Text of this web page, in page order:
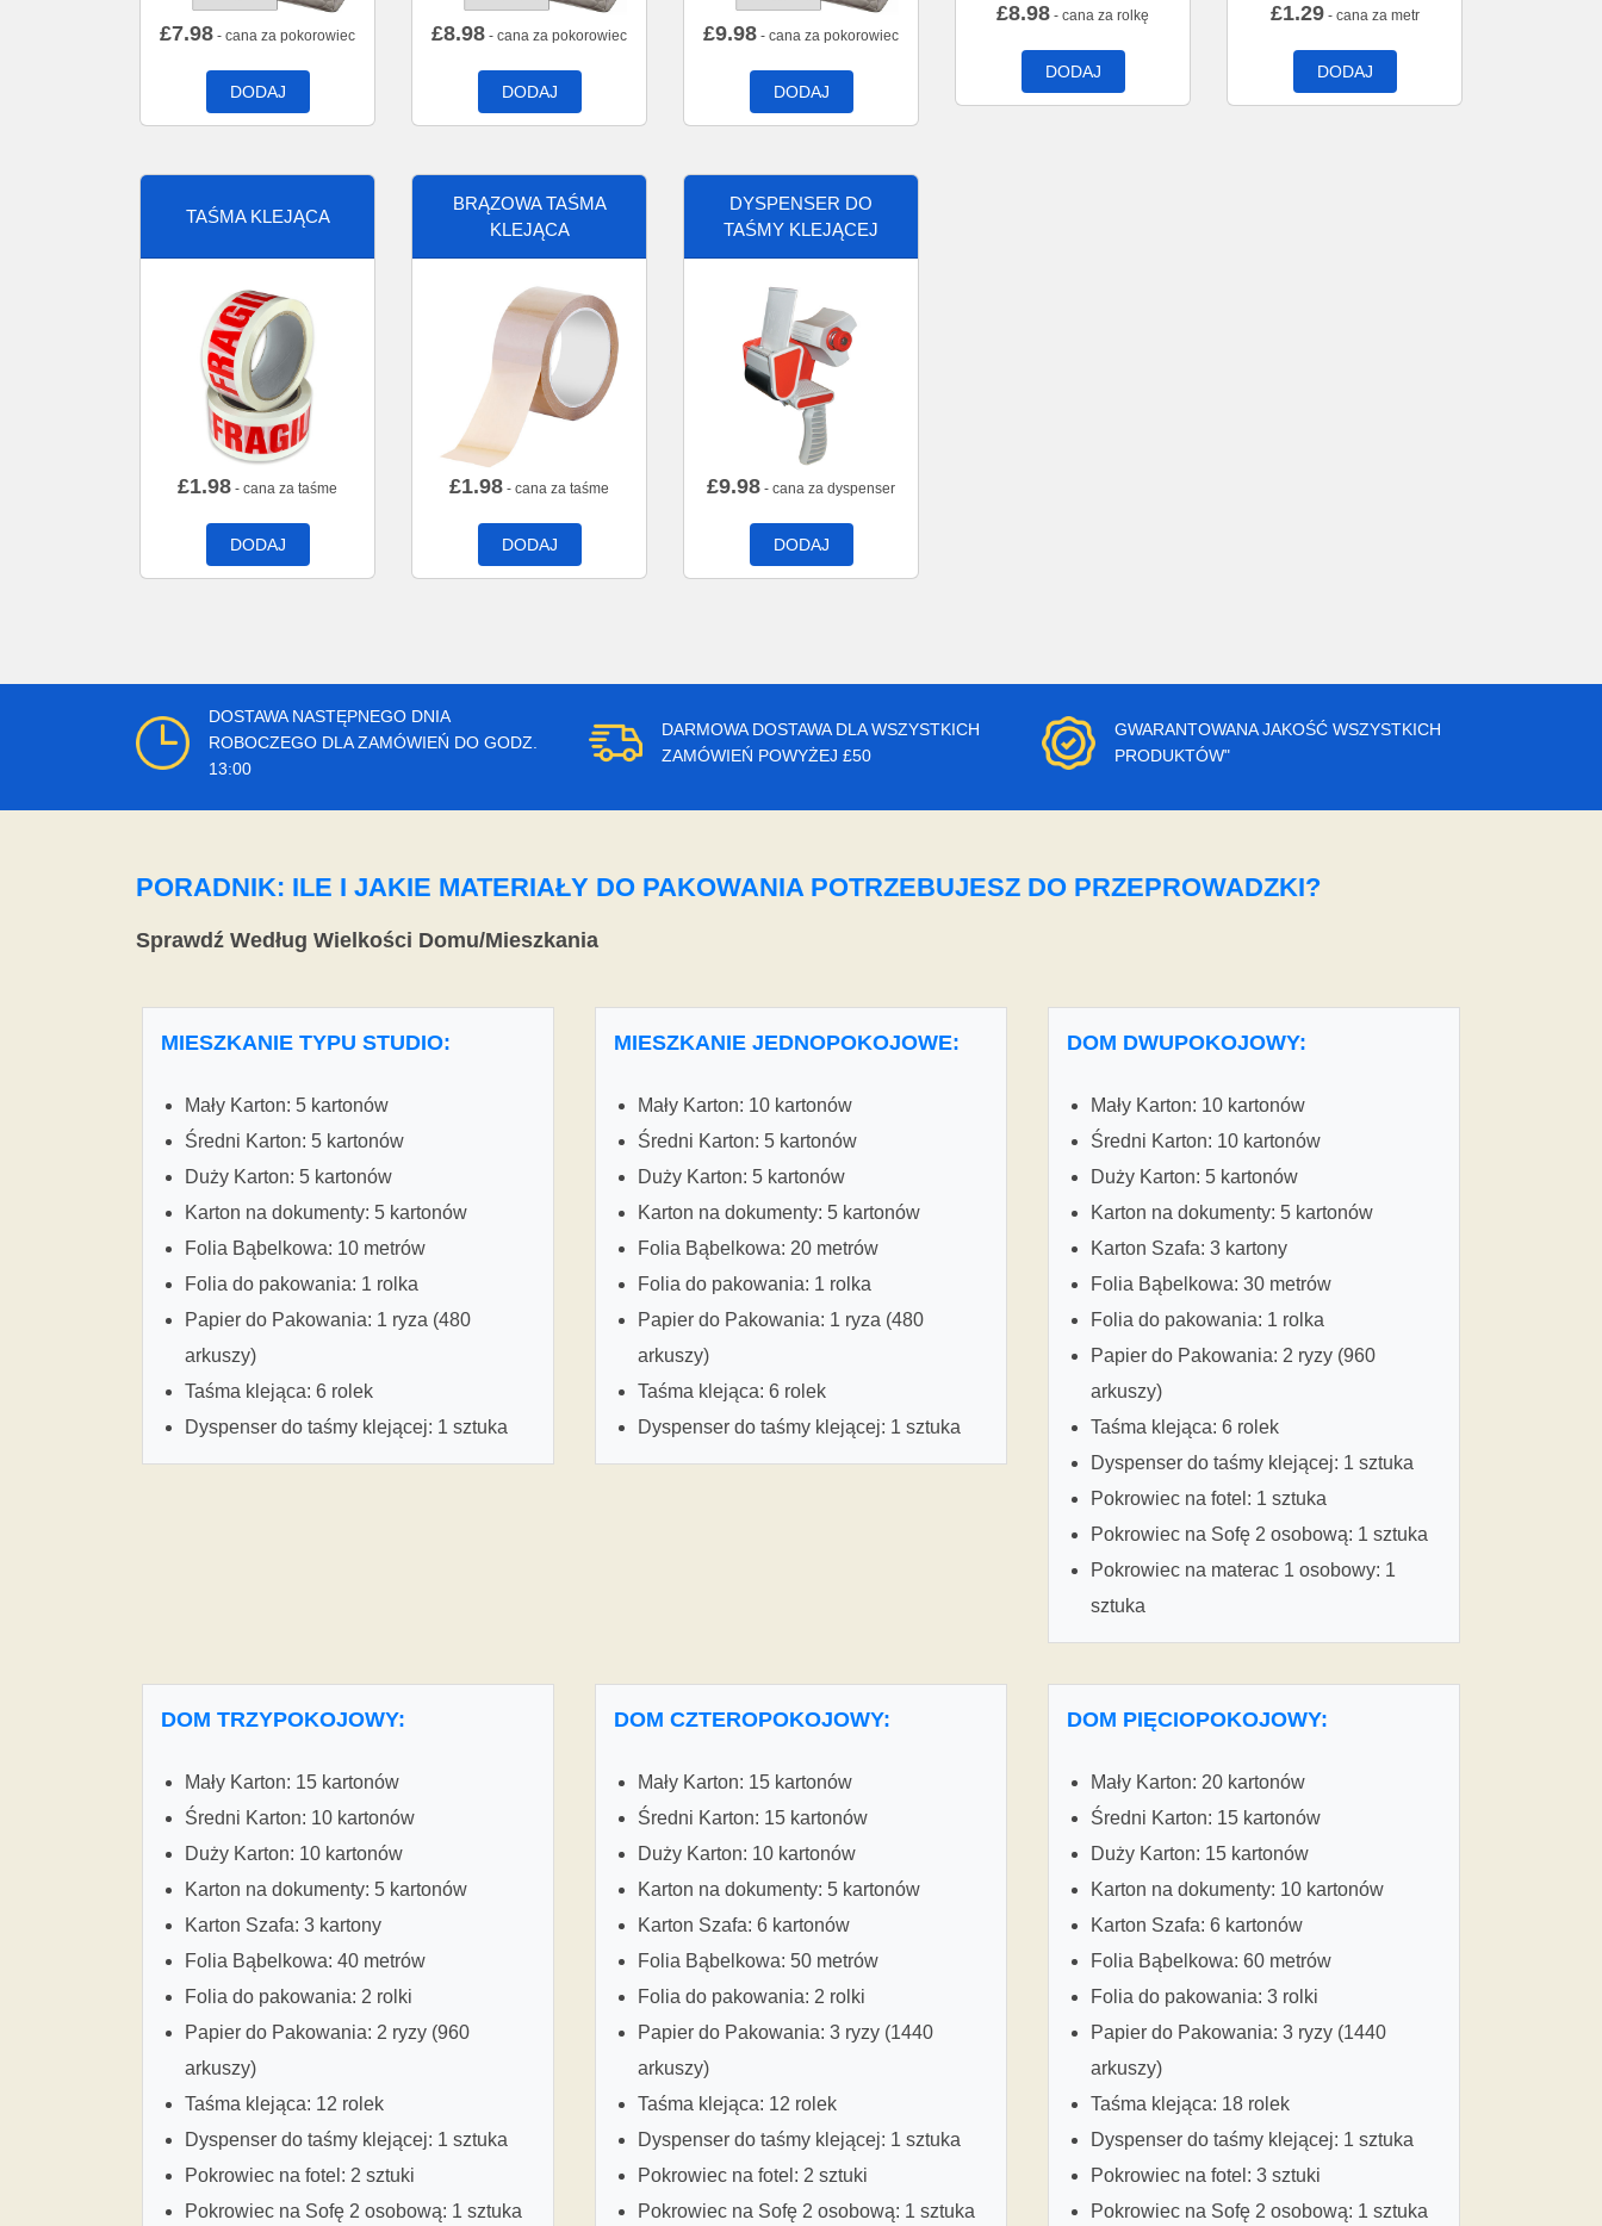
£7.98 - cana za pokorowiec
DODAJ
£8.98 - cana za pokorowiec
DODAJ
£9.98 - cana za pokorowiec
DODAJ
£8.98 - cana za rolkę
DODAJ
£1.29- cana za metr
DODAJ
TAŚMA KLEJĄCA
£1.98 - cana za taśme
DODAJ
BRĄZOWA TAŚMA
KLEJĄCA
£1.98 - cana za taśme
DODAJ
DYSPENSER DO
TAŚMY KLEJĄCEJ
£9.98 - cana za dyspenser
DODAJ
DOSTAWA NASTĘPNEGO DNIA
ROBOCZEGO DLA ZAMÓWIEŃ DO GODZ.
13:00
DARMOWA DOSTAWA DLA WSZYSTKICH
ZAMÓWIEŃ POWYŻEJ £50
GWARANTOWANA JAKOŚĆ WSZYSTKICH
PRODUKTÓW"
PORADNIK: ILE I JAKIE MATERIAŁY DO PAKOWANIA POTRZEBUJESZ DO PRZEPROWADZKI?
Sprawdź Według Wielkości Domu/Mieszkania
MIESZKANIE TYPU STUDIO:
Mały Karton: 5 kartonów
Średni Karton: 5 kartonów
Duży Karton: 5 kartonów
Karton na dokumenty: 5 kartonów
Folia Bąbelkowa: 10 metrów
Folia do pakowania: 1 rolka
Papier do Pakowania: 1 ryza (480
arkuszy)
Taśma klejąca: 6 rolek
Dyspenser do taśmy klejącej: 1 sztuka
MIESZKANIE JEDNOPOKOJOWE:
Mały Karton: 10 kartonów
Średni Karton: 5 kartonów
Duży Karton: 5 kartonów
Karton na dokumenty: 5 kartonów
Folia Bąbelkowa: 20 metrów
Folia do pakowania: 1 rolka
Papier do Pakowania: 1 ryza (480
arkuszy)
Taśma klejąca: 6 rolek
Dyspenser do taśmy klejącej: 1 sztuka
DOM DWUPOKOJOWY:
Mały Karton: 10 kartonów
Średni Karton: 10 kartonów
Duży Karton: 5 kartonów
Karton na dokumenty: 5 kartonów
Karton Szafa: 3 kartony
Folia Bąbelkowa: 30 metrów
Folia do pakowania: 1 rolka
Papier do Pakowania: 2 ryzy (960
arkuszy)
Taśma klejąca: 6 rolek
Dyspenser do taśmy klejącej: 1 sztuka
Pokrowiec na fotel: 1 sztuka
Pokrowiec na Sofę 2 osobową: 1 sztuka
Pokrowiec na materac 1 osobowy: 1
sztuka
DOM TRZYPOKOJOWY:
Mały Karton: 15 kartonów
Średni Karton: 10 kartonów
Duży Karton: 10 kartonów
Karton na dokumenty: 5 kartonów
Karton Szafa: 3 kartony
Folia Bąbelkowa: 40 metrów
Folia do pakowania: 2 rolki
Papier do Pakowania: 2 ryzy (960
arkuszy)
Taśma klejąca: 12 rolek
Dyspenser do taśmy klejącej: 1 sztuka
Pokrowiec na fotel: 2 sztuki
Pokrowiec na Sofę 2 osobową: 1 sztuka
DOM CZTEROPOKOJOWY:
Mały Karton: 15 kartonów
Średni Karton: 15 kartonów
Duży Karton: 10 kartonów
Karton na dokumenty: 5 kartonów
Karton Szafa: 6 kartonów
Folia Bąbelkowa: 50 metrów
Folia do pakowania: 2 rolki
Papier do Pakowania: 3 ryzy (1440
arkuszy)
Taśma klejąca: 12 rolek
Dyspenser do taśmy klejącej: 1 sztuka
Pokrowiec na fotel: 2 sztuki
Pokrowiec na Sofę 2 osobową: 1 sztuka
DOM PIĘCIOPOKOJOWY:
Mały Karton: 20 kartonów
Średni Karton: 15 kartonów
Duży Karton: 15 kartonów
Karton na dokumenty: 10 kartonów
Karton Szafa: 6 kartonów
Folia Bąbelkowa: 60 metrów
Folia do pakowania: 3 rolki
Papier do Pakowania: 3 ryzy (1440
arkuszy)
Taśma klejąca: 18 rolek
Dyspenser do taśmy klejącej: 1 sztuka
Pokrowiec na fotel: 3 sztuki
Pokrowiec na Sofę 2 osobową: 1 sztuka